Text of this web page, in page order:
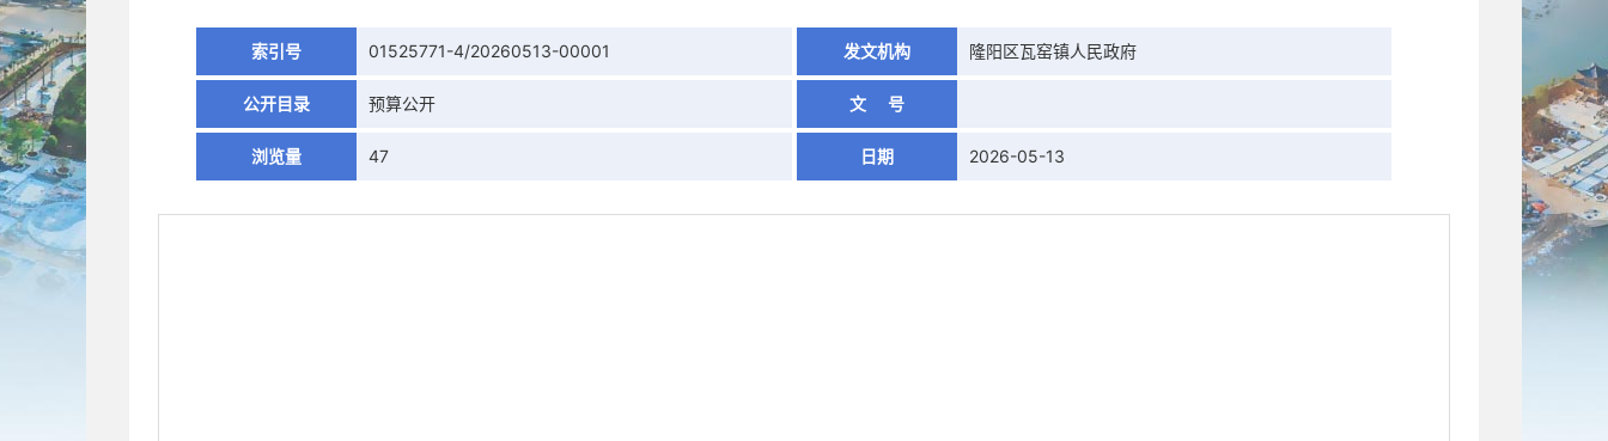
索引号 01525771-4/20260513-00001 发文机构 隆阳区瓦窑镇人民政府
公开目录 预算公开 文 号
浏览量 47 日期 2026-05-13